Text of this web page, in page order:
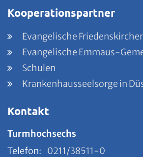
Kooperationspartner
Evangelische
Evangelische Emmaus-
Schulen
Krankenhausseelsorge in
Kontakt
Turmhochsechs
Telefon:
0211/38511-0